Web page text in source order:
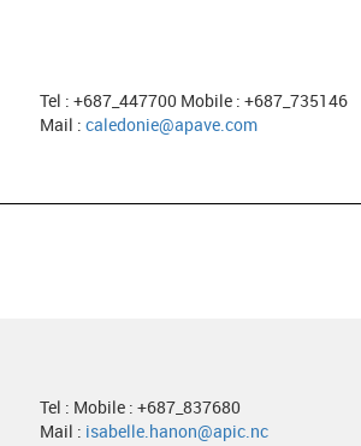
Tel : +687_447700 Mobile : +687_735146
Mail : caledonie@apave.com
Tel : Mobile : +687_837680
Mail : isabelle.hanon@apic.nc